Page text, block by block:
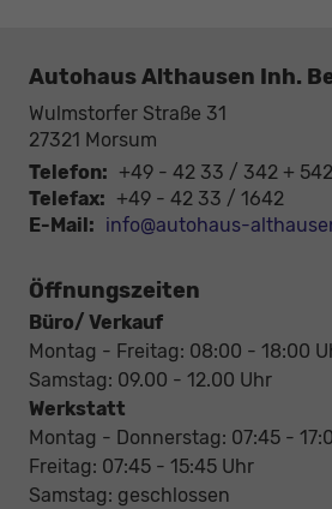
Autohaus Althausen Inh.
Wulmstorfer Straße 31
27321 Morsum
Telefon: +49 - 42 33 / 342 + 542
Telefax: +49 - 42 33 / 1642
E-Mail: info@autohaus-
Öffnungszeiten
Büro/ Verkauf
Montag - Freitag: 08:00 - 18:00
Samstag: 09.00 - 12.00 Uhr
Werkstatt
Montag - Donnerstag: 07:45 -
Freitag: 07:45 - 15:45 Uhr
Samstag: geschlossen